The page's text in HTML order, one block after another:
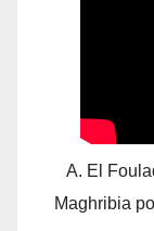
A. El
Maghribia